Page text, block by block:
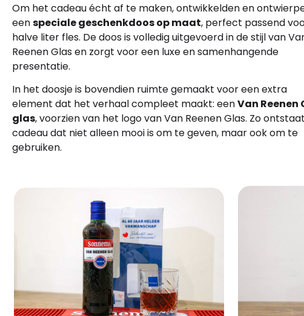
Om het cadeau écht af te maken, ontwikkelden en
eenspeciale geschenkdoos op maat, perfect passend
halve liter fles. De doos is volledig uitgevoerd in de stijl van
Reenen Glas en zorgt voor een luxe en samenhangende
presentatie.
In het doosje is bovendien ruimte gemaakt voor een extra
element dat het verhaal compleet maakt: eenVan Reenen
glas, voorzien van het logo van Van Reenen Glas. Zo
cadeau dat niet alleen mooi is om te geven, maar ook om te
gebruiken.